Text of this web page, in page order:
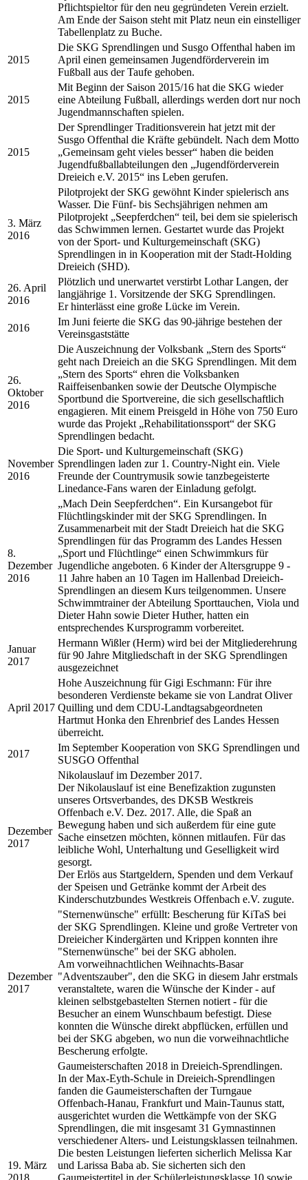
Pflichtspieltor für den neu gegründeten Verein erzielt.
Am Ende der Saison steht mit Platz neun ein einstelliger
Tabellenplatz zu Buche.
2015
Die SKG Sprendlingen und Susgo Offenthal haben im
April einen gemeinsamen Jugendförderverein im
Fußball aus der Taufe gehoben.
2015
Mit Beginn der Saison 2015/16 hat die SKG wieder
eine Abteilung Fußball, allerdings werden dort nur noch
Jugendmannschaften spielen.
2015
Der Sprendlinger Traditionsverein hat jetzt mit der
Susgo Offenthal die Kräfte gebündelt. Nach dem Motto
„Gemeinsam geht vieles besser“ haben die beiden
Jugendfußballabteilungen den „Jugendförderverein
Dreieich e.V. 2015“ ins Leben gerufen.
3. März
2016
Pilotprojekt der SKG gewöhnt Kinder spielerisch ans
Wasser. Die Fünf- bis Sechsjährigen nehmen am
Pilotprojekt „Seepferdchen“ teil, bei dem sie spielerisch
das Schwimmen lernen. Gestartet wurde das Projekt
von der Sport- und Kulturgemeinschaft (SKG)
Sprendlingen in in Kooperation mit der Stadt-Holding
Dreieich (SHD).
26. April
2016
Plötzlich und unerwartet verstirbt Lothar Langen, der
langjährige 1. Vorsitzende der SKG Sprendlingen.
Er hinterlässt eine große Lücke im Verein.
2016
Im Juni feierte die SKG das 90-jährige bestehen der
Vereinsgaststätte
26.
Oktober
2016
Die Auszeichnung der Volksbank „Stern des Sports“
geht nach Dreieich an die SKG Sprendlingen. Mit dem
„Stern des Sports“ ehren die Volksbanken
Raiffeisenbanken sowie der Deutsche Olympische
Sportbund die Sportvereine, die sich gesellschaftlich
engagieren. Mit einem Preisgeld in Höhe von 750 Euro
wurde das Projekt „Rehabilitationssport“ der SKG
Sprendlingen bedacht.
November
2016
Die Sport- und Kulturgemeinschaft (SKG)
Sprendlingen laden zur 1. Country-Night ein. Viele
Freunde der Countrymusik sowie tanzbegeisterte
Linedance-Fans waren der Einladung gefolgt.
8.
Dezember
2016
„Mach Dein Seepferdchen“. Ein Kursangebot für
Flüchtlingskinder mit der SKG Sprendlingen. In
Zusammenarbeit mit der Stadt Dreieich hat die SKG
Sprendlingen für das Programm des Landes Hessen
„Sport und Flüchtlinge“ einen Schwimmkurs für
Jugendliche angeboten. 6 Kinder der Altersgruppe 9 -
11 Jahre haben an 10 Tagen im Hallenbad Dreieich-
Sprendlingen an diesem Kurs teilgenommen. Unsere
Schwimmtrainer der Abteilung Sporttauchen, Viola und
Dieter Hahn sowie Dieter Huther, hatten ein
entsprechendes Kursprogramm vorbereitet.
Januar
2017
Hermann Wißler (Herm) wird bei der Mitgliederehrung
für 90 Jahre Mitgliedschaft in der SKG Sprendlingen
ausgezeichnet
April 2017
Hohe Auszeichnung für Gigi Eschmann: Für ihre
besonderen Verdienste bekame sie von Landrat Oliver
Quilling und dem CDU-Landtagsabgeordneten
Hartmut Honka den Ehrenbrief des Landes Hessen
überreicht.
2017
Im September Kooperation von SKG Sprendlingen und
SUSGO Offenthal
Dezember
2017
Nikolauslauf im Dezember 2017.
Der Nikolauslauf ist eine Benefizaktion zugunsten
unseres Ortsverbandes, des DKSB Westkreis
Offenbach e.V. Dez. 2017. Alle, die Spaß an
Bewegung haben und sich außerdem für eine gute
Sache einsetzen möchten, können mitlaufen. Für das
leibliche Wohl, Unterhaltung und Geselligkeit wird
gesorgt.
Der Erlös aus Startgeldern, Spenden und dem Verkauf
der Speisen und Getränke kommt der Arbeit des
Kinderschutzbundes Westkreis Offenbach e.V. zugute.
Dezember
2017
"Sternenwünsche" erfüllt: Bescherung für KiTaS bei
der SKG Sprendlingen. Kleine und große Vertreter von
Dreieicher Kindergärten und Krippen konnten ihre
"Sternenwünsche" bei der SKG abholen.
Am vorweihnachtlichen Weihnachts-Basar
"Adventszauber", den die SKG in diesem Jahr erstmals
veranstaltete, waren die Wünsche der Kinder - auf
kleinen selbstgebastelten Sternen notiert - für die
Besucher an einem Wunschbaum befestigt. Diese
konnten die Wünsche direkt abpflücken, erfüllen und
bei der SKG abgeben, wo nun die vorweihnachtliche
Bescherung erfolgte.
19. März
2018
Gaumeisterschaften 2018 in Dreieich-Sprendlingen.
In der Max-Eyth-Schule in Dreieich-Sprendlingen
fanden die Gaumeisterschaften der Turngaue
Offenbach-Hanau, Frankfurt und Main-Taunus statt,
ausgerichtet wurden die Wettkämpfe von der SKG
Sprendlingen, die mit insgesamt 31 Gymnastinnen
verschiedener Alters- und Leistungsklassen teilnahmen.
Die besten Leistungen lieferten sicherlich Melissa Kar
und Larissa Baba ab. Sie sicherten sich den
Gaumeistertitel in der Schülerleistungsklasse 10 sowie